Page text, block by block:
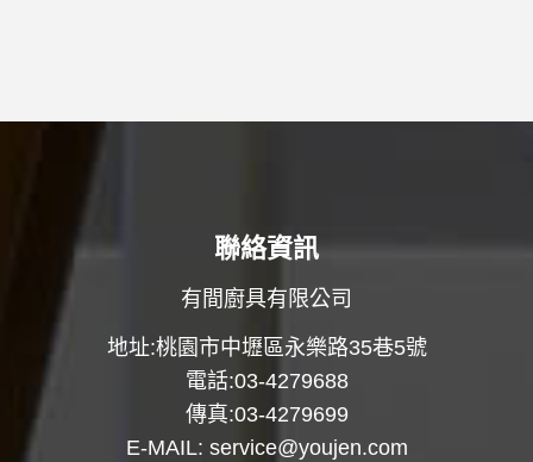
聯絡資訊
有間廚具有限公司
地址:桃園市中壢區永樂路35巷5號
電話:03-4279688
傳真:03-4279699
E-MAIL: service@youjen.com